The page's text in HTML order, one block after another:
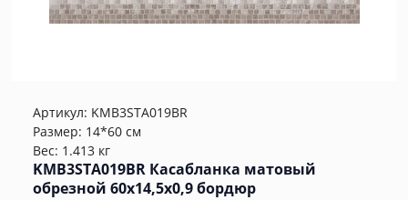
Артикул: KMB3STA019BR
Размер: 14*60 см
Вес: 1.413 кг
KMB3STA019BR Касабланка матовый
обрезной 60x14,5x0,9 бордюр